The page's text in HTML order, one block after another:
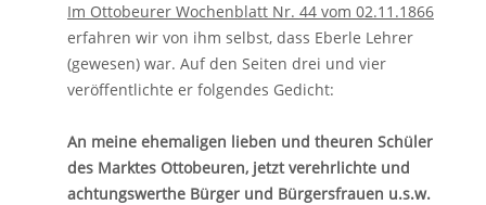
Im Ottobeurer Wochenblatt Nr. 44 vom 02.11.1866
erfahren wir von ihm selbst, dass Eberle Lehrer
(gewesen) war. Auf den Seiten drei und vier
veröffentlichte er folgendes Gedicht:
An meine ehemaligen lieben und theuren Schüler
des Marktes Ottobeuren, jetzt verehrlichte und
achtungswerthe Bürger und Bürgersfrauen u.s.w.